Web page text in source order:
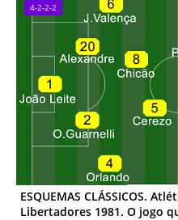
4-2-2-2
ESQUEMAS CLÁSSICOS.
Libertadores 1981. O jogo